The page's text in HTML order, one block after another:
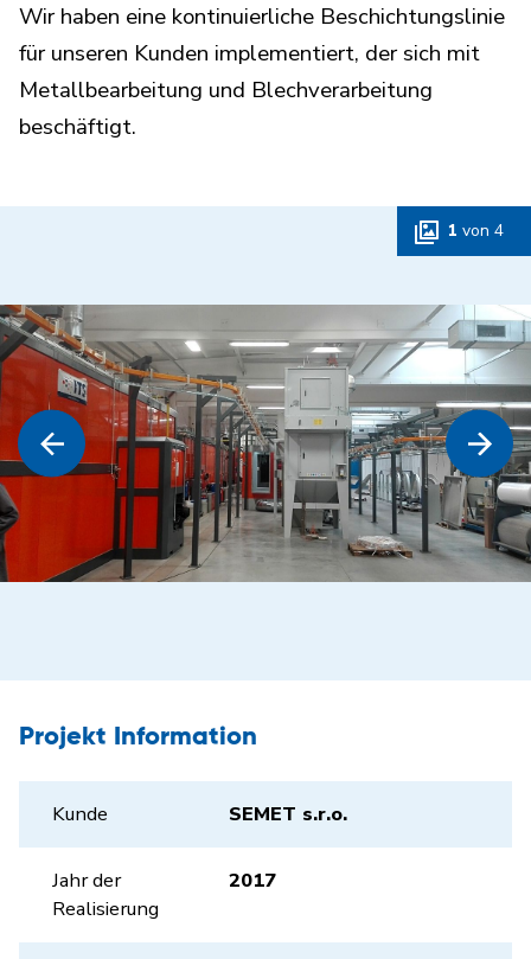
Wir haben eine kontinuierliche Beschichtungslinie
für unseren Kunden implementiert, der sich mit
Metallbearbeitung und Blechverarbeitung
beschäftigt.
1 von 4
Projekt Information
Kunde SEMET s.r.o.
Jahr der
Realisierung
2017